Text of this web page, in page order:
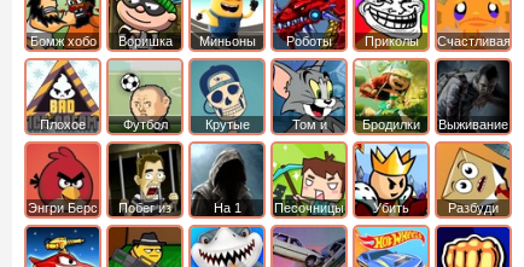
Бомж хобо
Воришка
боб
Миньоны
Роботы
динозавры
Приколы
Счастливая
обезьянка
Плохое
мороженое
Футбол
головами
Крутые
Том и
джерри
Бродилки
Приключения
Выживание
Энгри Берс
Побег из
тюрьмы
На 1 Песочницы
Убить
короля
Разбуди
коробку